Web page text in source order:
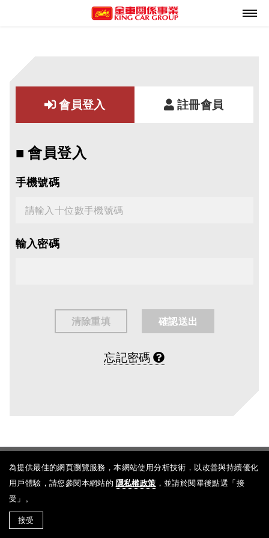
會員登入 註冊會員
■ 會員登入
手機號碼
輸入密碼
忘記密碼
Designed byMobilewiz
為提供最佳的網頁瀏覽服務，本網站使用分析技術，以改善與持續優化
用戶體驗，請您參閱本網站的 隱私權政策 ，並請於閱畢後點選「接
受」。
接受